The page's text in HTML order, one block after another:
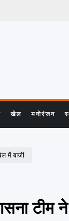
खेल मनोरंजन
में बाजी
टीम ने